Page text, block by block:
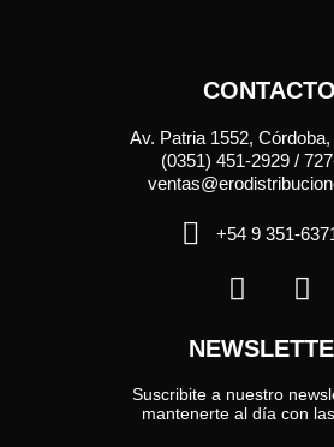
CONTACTO
Av. Patria 1552,
(0351) 451-2929 /
+54 9 351-
Suscribite a nuestro
mantenerte al día con